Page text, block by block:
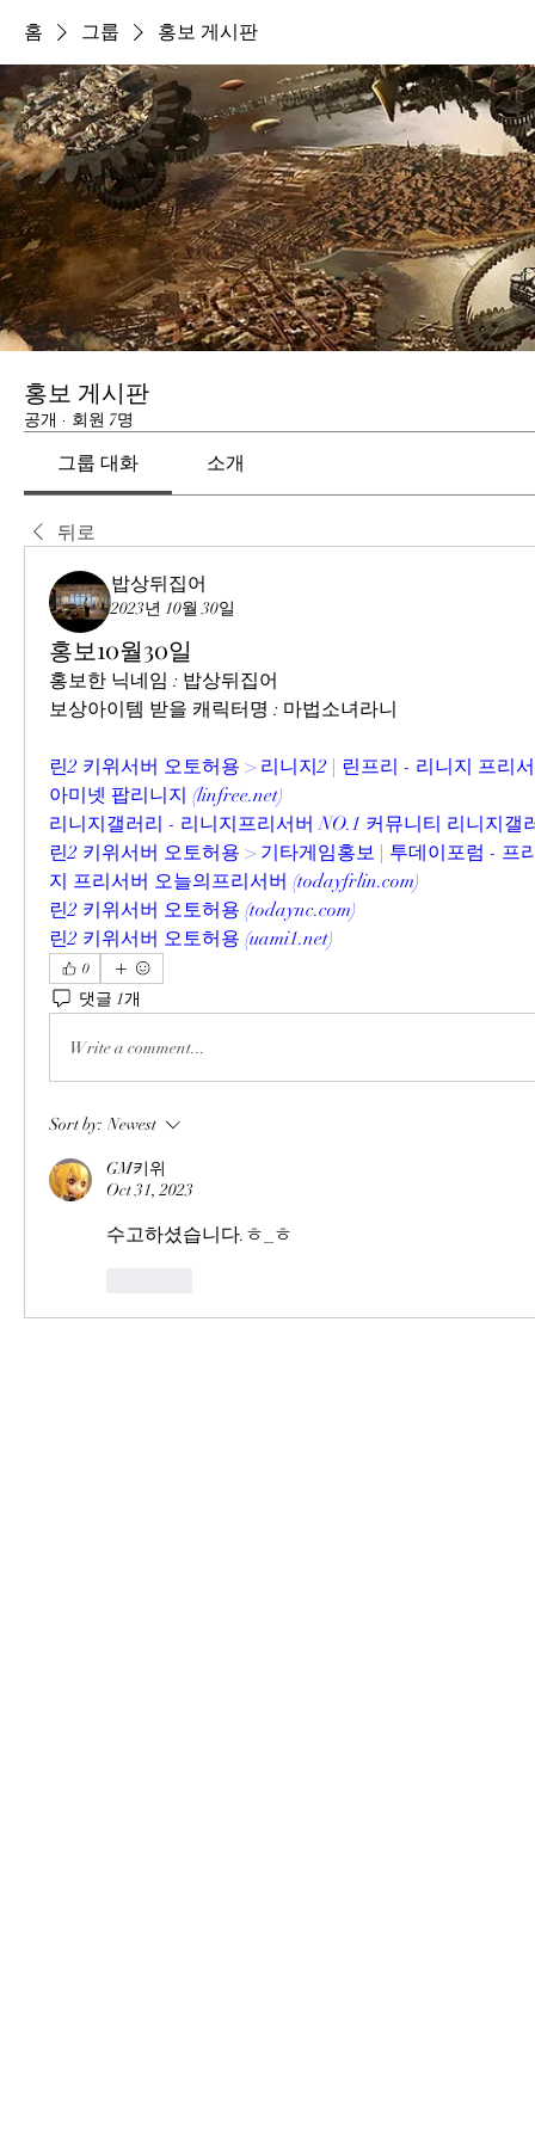
홈 그룹 홍보 게시판
홍보 게시판
공개 · 회원 7명
그룹 대화 소개
뒤로
밥상뒤집어
2023년 10월 30일
홍보10월30일
홍보한 닉네임 : 밥상뒤집어
보상아이템 받을 캐릭터명 : 마법소녀라니
린2 키위서버 오토허용 > 리니지2 | 린프리 - 리니지 프리
아미넷 팝리니지 (linfree.net)
리니지갤러리 - 리니지프리서버 NO.1 커뮤니티 리니지갤
린2 키위서버 오토허용 > 기타게임홍보 | 투데이포럼 - 프
지 프리서버 오늘의프리서버 (todayfrlin.com)
린2 키위서버 오토허용 (todaync.com)
린2 키위서버 오토허용 (uami1.net)
0
댓글 1개
Write a comment...
Sort by: Newest
GM키위
Oct 31, 2023
수고하셨습니다.ㅎ_ㅎ